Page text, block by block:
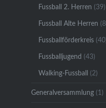
Fussball 2. Herren (39)
Fussball Alte Herren
Fussballförderkreis
Fussballjugend (43)
Walking-Fussball (2)
Generalversammlung(1)